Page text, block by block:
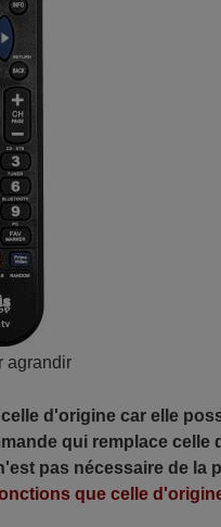
agrandir
d'origine car elle
qui remplace celle
n'est pas nécessaire de la
que celle